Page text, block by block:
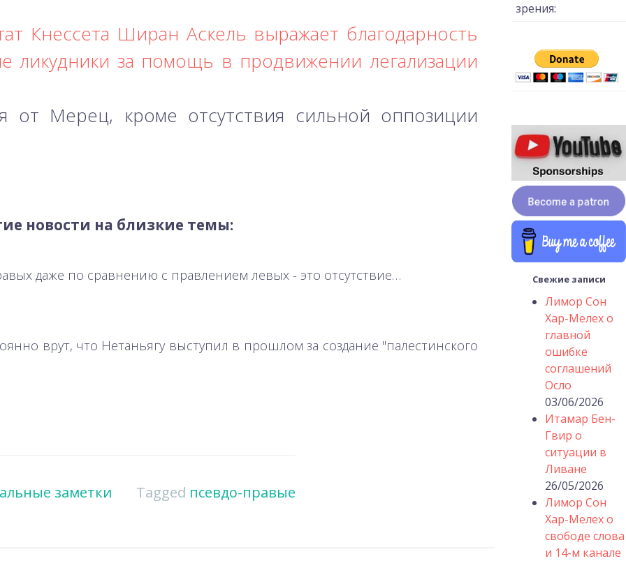
Кнессета Ширан Аскель выражает благодарность
ликудники за помощь в продвижении легализации
от Мерец, кроме отсутствия сильной оппозиции
новости на близкие темы:
даже по сравнению с правлением левых - это отсутствие…
врут, что Нетаньягу выступил в прошлом за создание "палестинского
заметки Tagged псевдо-правые
зрения:
Свежие записи
Лимор Сон
Хар-Мелех о
главной
ошибке
соглашений
Осло
03/06/2026
Итамар Бен-
Гвир о
ситуации в
Ливане
26/05/2026
Лимор Сон
Хар-Мелех о
свободе слова
и 14-м канале